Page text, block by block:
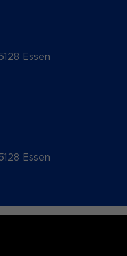
Essen
Essen